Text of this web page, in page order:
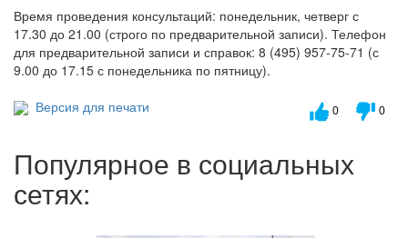
Время проведения консультаций: понедельник, четверг с
17.30 до 21.00 (строго по предварительной записи). Телефон
для предварительной записи и справок: 8 (495) 957-75-71 (с
9.00 до 17.15 с понедельника по пятницу).
Версия для печати
0 0
Популярное в социальных
сетях: